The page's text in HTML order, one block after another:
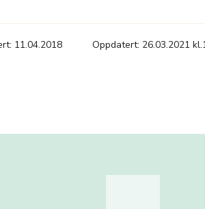
11.04.2018 Oppdatert: 26.03.2021